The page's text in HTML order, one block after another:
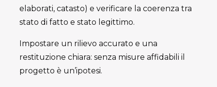
elaborati, catasto) e verificare la coerenza tra
stato di fatto e stato legittimo.
Impostare un rilievo accurato e una
restituzione chiara: senza misure affidabili il
progetto è un’ipotesi.